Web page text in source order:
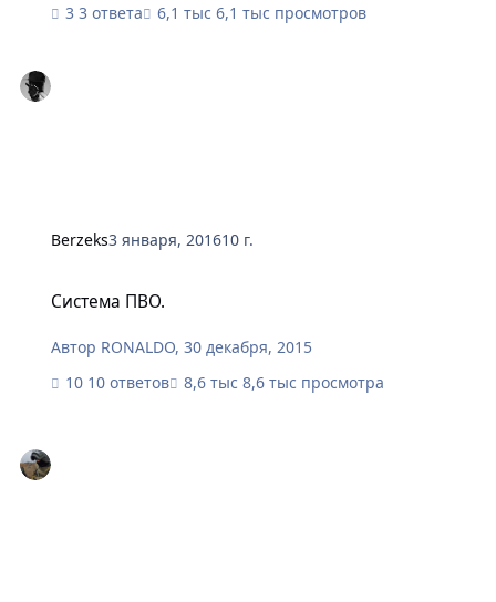
3 ответа
6,1 тыс просмотров
Berzeks3 января, 201610 г.
Система ПВО.
Автор RONALDO,30 декабря, 2015
10 ответов
8,6 тыс просмотра